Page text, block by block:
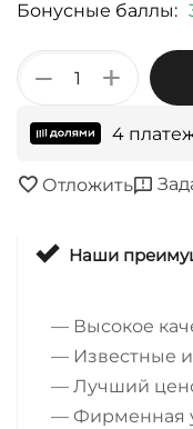
Бонусные баллы:
+
−
4
Отложить
Наши
— Высокое
— Известные
— Лучший
— Фирменная